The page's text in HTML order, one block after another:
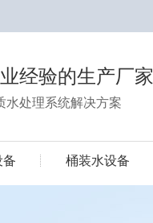
经验的生产厂家
水处理系统解决方案
备 桶装水设备